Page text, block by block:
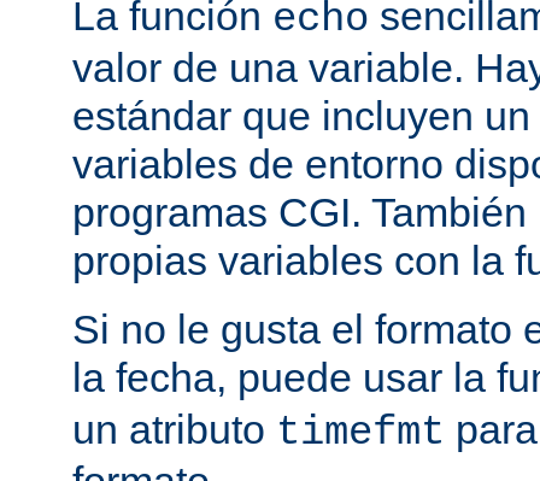
La función echo
valor de una variable.
estándar que incluyen
variables de entorno
programas CGI.
propias variables con la
Si no le gusta el formato
la fecha, puede usar la
un atributo timefmt